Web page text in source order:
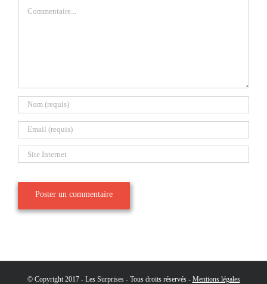
Commentaire
© Copyright 2017 - Les Surprises - Tous droits réservés - Mentions légales